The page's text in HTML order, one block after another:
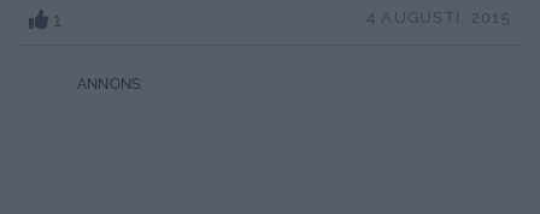
1 4 AUGUSTI, 2015